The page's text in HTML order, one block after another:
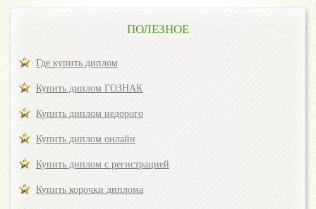
ПОЛЕЗНОЕ
Где купить диплом
Купить диплом ГОЗНАК
Купить диплом недорого
Купить диплом онлайн
Купить диплом с регистрацией
Купить корочки диплома